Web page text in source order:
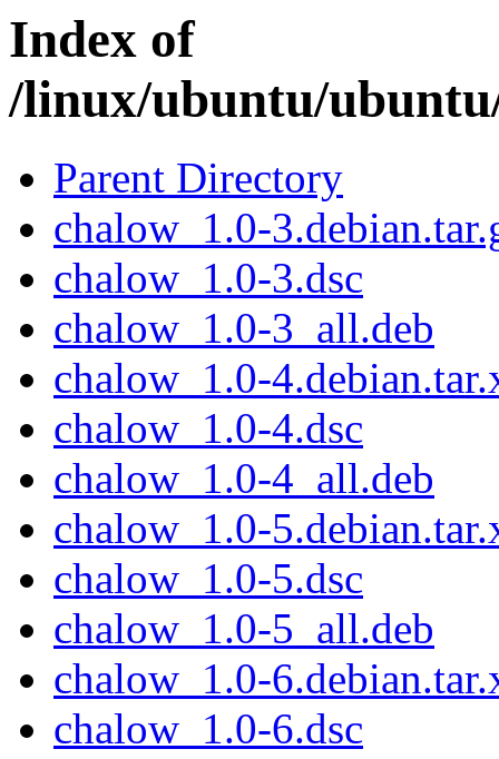
Index of
/linux/ubuntu/
Parent Directory
chalow_1.0-
chalow_1.0-3.dsc
chalow_1.0-3_all.deb
chalow_1.0-
chalow_1.0-4.dsc
chalow_1.0-4_all.deb
chalow_1.0-
chalow_1.0-5.dsc
chalow_1.0-5_all.deb
chalow_1.0-
chalow_1.0-6.dsc